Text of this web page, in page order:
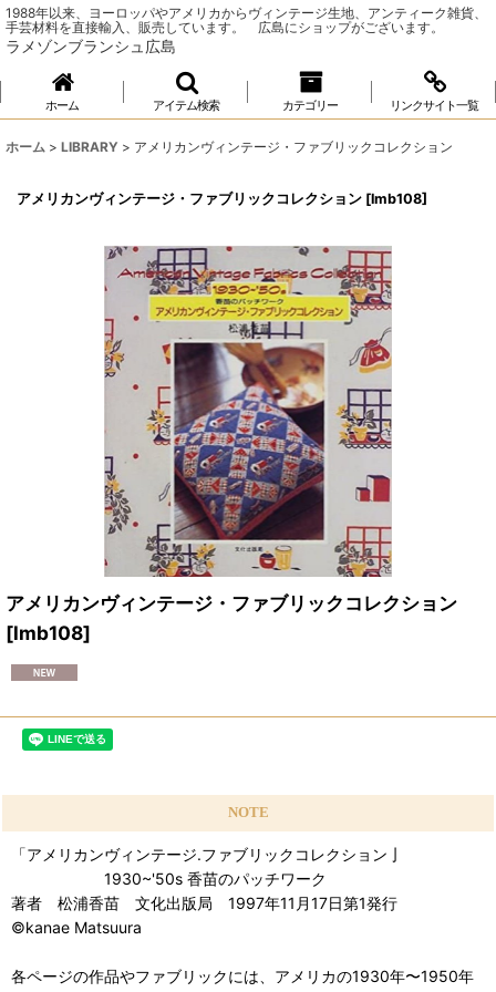
1988年以来、ヨーロッパやアメリカからヴィンテージ生地、アンティーク雑貨、
手芸材料を直接輸入、販売しています。 広島にショップがございます。
ラメゾンブランシュ広島
ホーム アイテム検索 カテゴリー リンクサイト一覧
ホーム > LIBRARY > アメリカンヴィンテージ・ファブリックコレクション
アメリカンヴィンテージ・ファブリックコレクション [lmb108]
アメリカンヴィンテージ・ファブリックコレクション
[lmb108]
NOTE
「アメリカンヴィンテージ.ファブリックコレクション亅
1930~'50s 香苗のパッチワーク
著者 松浦香苗 文化出版局 1997年11月17日第1発行
©kanae Matsuura
各ページの作品やファブリックには、アメリカの1930年〜1950年